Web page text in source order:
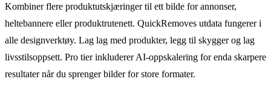
Kombiner flere produktutskjæringer til ett bilde for annonser,
heltebannere eller produktrutenett. QuickRemoves utdata fungerer i
alle designverktøy. Lag lag med produkter, legg til skygger og lag
livsstilsoppsett. Pro tier inkluderer AI-oppskalering for enda skarpere
resultater når du sprenger bilder for store formater.